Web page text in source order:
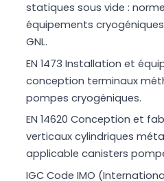
statiques sous vide :
équipements
GNL.
EN 1473 Installation et
conception terminaux
pompes cryogéniques.
EN 14620 Conception et
verticaux cylindriques
applicable canisters
IGC Code IMO